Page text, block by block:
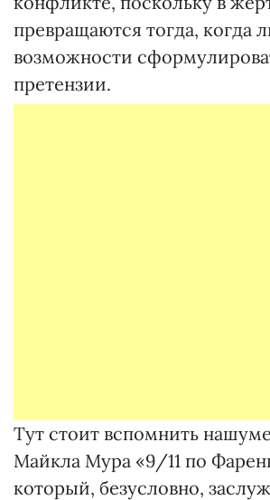
превращаются тогда, когда
возможности
претензии.
Тут стоит вспомнить
Майкла Мура «9/11 по
который, безусловно,